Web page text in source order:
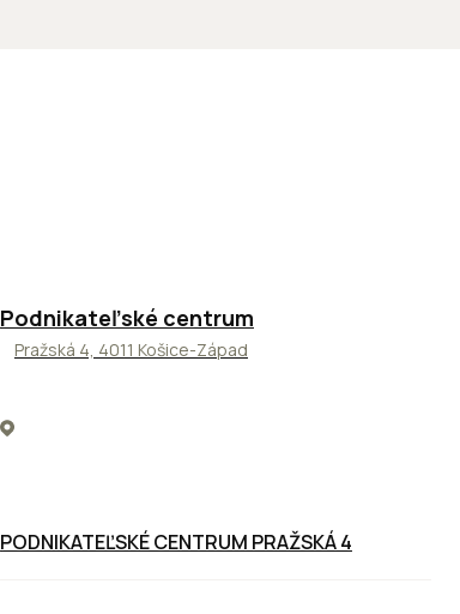
ODPORÚČAME
Podnikateľské centrum
Pražská 4, 4011 Košice-Západ
PODNIKATEĽSKÉ CENTRUM PRAŽSKÁ 4